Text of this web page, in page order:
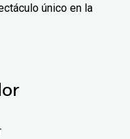
único en la